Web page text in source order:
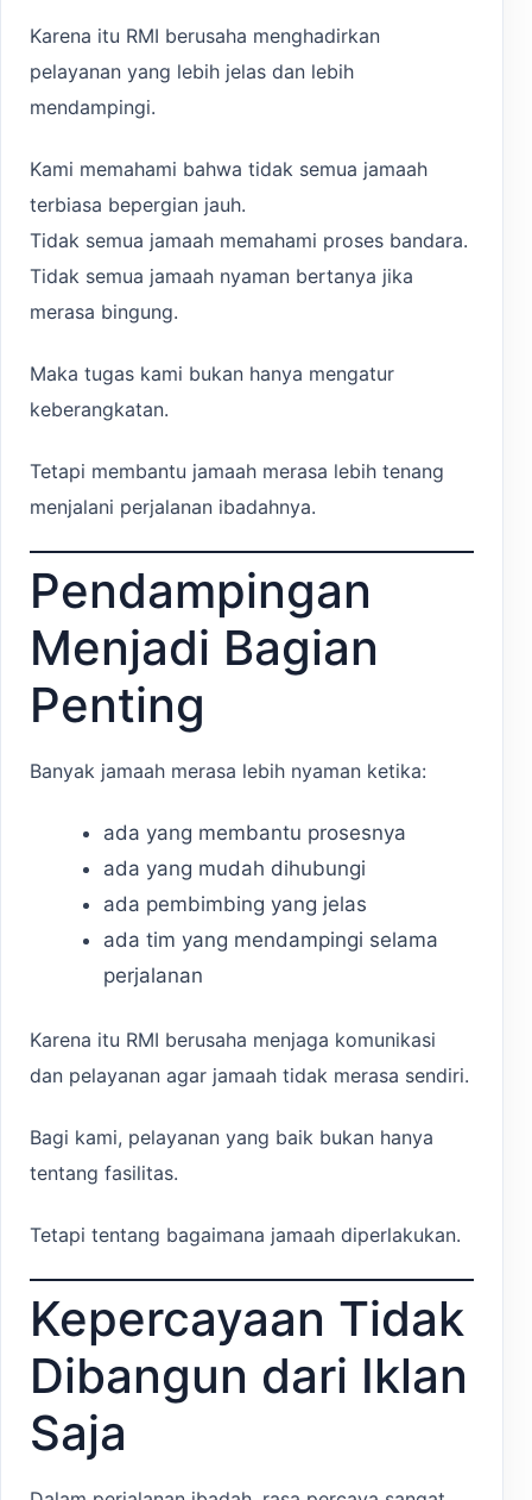
Karena itu RMI berusaha menghadirkan
pelayanan yang lebih jelas dan lebih
mendampingi.
Kami memahami bahwa tidak semua jamaah
terbiasa bepergian jauh.
Tidak semua jamaah memahami proses bandara.
Tidak semua jamaah nyaman bertanya jika
merasa bingung.
Maka tugas kami bukan hanya mengatur
keberangkatan.
Tetapi membantu jamaah merasa lebih tenang
menjalani perjalanan ibadahnya.
Pendampingan
Menjadi Bagian
Penting
Banyak jamaah merasa lebih nyaman ketika:
ada yang membantu prosesnya
ada yang mudah dihubungi
ada pembimbing yang jelas
ada tim yang mendampingi selama
perjalanan
Karena itu RMI berusaha menjaga komunikasi
dan pelayanan agar jamaah tidak merasa sendiri.
Bagi kami, pelayanan yang baik bukan hanya
tentang fasilitas.
Tetapi tentang bagaimana jamaah diperlakukan.
Kepercayaan Tidak
Dibangun dari Iklan
Saja